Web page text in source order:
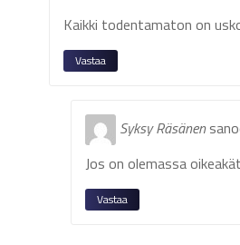
Kaikki todentamaton on
Vastaa
Syksy Räsänen
Jos on olemassa
Vastaa